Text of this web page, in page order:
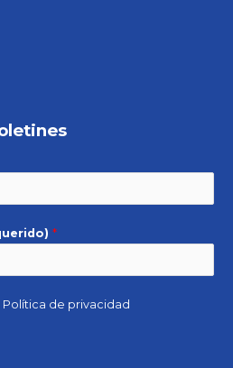
*
Política de privacidad